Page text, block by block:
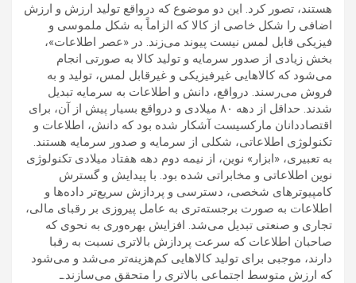
هستند، تصور کرد. این دو موضوع که درواقع تولید ارزش و ارزش
اضافی را شکل خاصی از کالا که الزاماً به شکل ملموسی و
فیزیکی قابل لمس نیست پیوند می‌زند. در «عصر اطلاعات»،
بخش زیادی از صدور سرمایه و تولید کالا به صورتی انجام
می‌شود که کالاهایی غیرفیزیکی و غیرقابل لمس، تولید و به
فروش می‌رسند. درواقع، دانش و اطلاعات به سرمایه تبدیل
شدند. حداقل از دهه ۸۰ میلادی و درواقع بسیار پیش از آن، برای
اقتصاددانان مارکسیست آشکار شده بود که دانش، اطلاعات و
تکنولوژی اطلاعاتی، شکلی از سرمایه و صدور سرمایه هستند.
به تعبیری، «ابزار» نوین، از نيمه دوم دهه هفتاد ميلادی تکنولوژی
نوين اطلاعاتی و مخابراتی شده بود. با پیدایش و گسترش
کامپیوترهای شخصی، دسترسی و پردازش سریع‌تر داده‌ها و
اطلاعات به صورت برجسته‌تری به عامل پیروزی بر رقبای مالی،
تجاری و صنعتی تبدیل می‌شد. افزایش بهره‌وری به نحوی که
صاحبان اطلاعات که سرعت پردازش بالاتری نسبت به رقبا
دارند، موجبی برای تولید کالاهایی کم‌هزینه‌تر می‌شد و می‌شود
که ارزش متوسط اجتماعی بالاتری را متحقق می‌سازند.ـ